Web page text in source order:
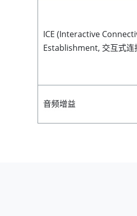
ICE (Interactive
Establishment, 交互式连
音频增益